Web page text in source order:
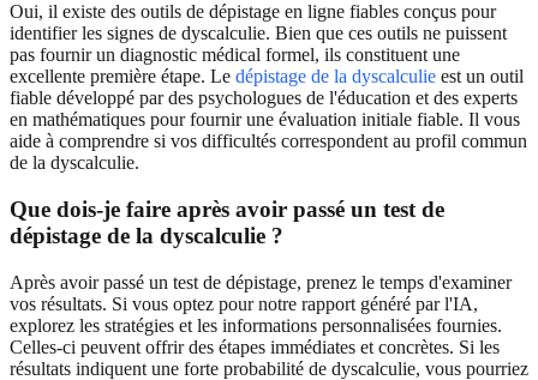
Oui, il existe des outils de dépistage en ligne fiables conçus pour
identifier les signes de dyscalculie. Bien que ces outils ne puissent
pas fournir un diagnostic médical formel, ils constituent une
excellente première étape. Le dépistage de la dyscalculie est un outil
fiable développé par des psychologues de l'éducation et des experts
en mathématiques pour fournir une évaluation initiale fiable. Il vous
aide à comprendre si vos difficultés correspondent au profil commun
de la dyscalculie.
Que dois-je faire après avoir passé un test de
dépistage de la dyscalculie ?
Après avoir passé un test de dépistage, prenez le temps d'examiner
vos résultats. Si vous optez pour notre rapport généré par l'IA,
explorez les stratégies et les informations personnalisées fournies.
Celles-ci peuvent offrir des étapes immédiates et concrètes. Si les
résultats indiquent une forte probabilité de dyscalculie, vous pourriez